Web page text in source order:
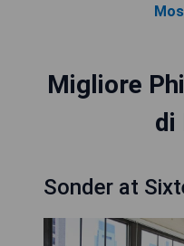
Migliore
di
Sonder at